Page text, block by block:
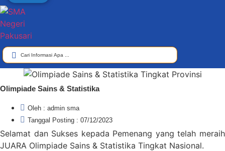
Search
...
Olimpiade Sains & Statistika
Oleh : admin sma
Tanggal Posting : 07/12/2023
Selamat dan Sukses kepada Pemenang yang telah meraih
JUARA Olimpiade Sains & Statistika Tingkat Nasional.